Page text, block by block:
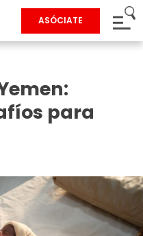
ASÓCIATE
para